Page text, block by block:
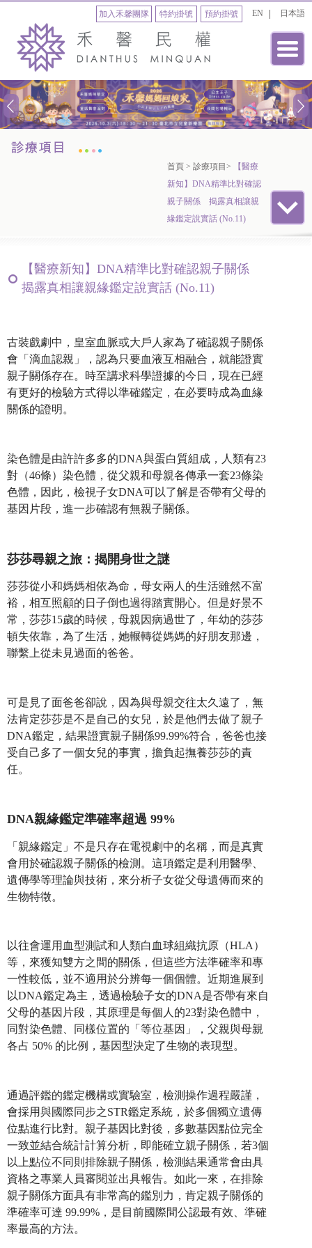
日本語
EN
加入禾馨團隊 預約掛號
特約掛號
首頁 > 診療項目 > 【醫療
新知】DNA精準比對確認
親子關係 揭露真相讓親
緣鑑定說實話 (No.11)
【醫療新知】DNA精準比對確認親子關係
揭露真相讓親緣鑑定說實話 (No.11)
古裝戲劇中，皇室血脈或大戶人家為了確認親子關係
會「滴血認親」，認為只要血液互相融合，就能證實
親子關係存在。時至講求科學證據的今日，現在已經
有更好的檢驗方式得以準確鑑定，在必要時成為血緣
關係的證明。
染色體是由許許多多的DNA與蛋白質組成，人類有23
對（46條）染色體，從父親和母親各傳承一套23條染
色體，因此，檢視子女DNA可以了解是否帶有父母的
基因片段，進一步確認有無親子關係。
莎莎尋親之旅：揭開身世之謎
莎莎從小和媽媽相依為命，母女兩人的生活雖然不富
裕，相互照顧的日子倒也過得踏實開心。但是好景不
常，莎莎15歲的時候，母親因病過世了，年幼的莎莎
頓失依靠，為了生活，她輾轉從媽媽的好朋友那邊，
聯繫上從未見過面的爸爸。
可是見了面爸爸卻說，因為與母親交往太久遠了，無
法肯定莎莎是不是自己的女兒，於是他們去做了親子
DNA鑑定，結果證實親子關係99.99%符合，爸爸也接
受自己多了一個女兒的事實，擔負起撫養莎莎的責
任。
DNA親緣鑑定準確率超過 99%
「親緣鑑定」不是只存在電視劇中的名稱，而是真實
會用於確認親子關係的檢測。這項鑑定是利用醫學、
遺傳學等理論與技術，來分析子女從父母遺傳而來的
生物特徵。
以往會運用血型測試和人類白血球組織抗原（HLA）
等，來獲知雙方之間的關係，但這些方法準確率和專
一性較低，並不適用於分辨每一個個體。近期進展到
以DNA鑑定為主，透過檢驗子女的DNA是否帶有來自
父母的基因片段，其原理是每個人的23對染色體中，
同對染色體、同樣位置的「等位基因」，父親與母親
各占 50% 的比例，基因型決定了生物的表現型。
通過評鑑的鑑定機構或實驗室，檢測操作過程嚴謹，
會採用與國際同步之STR鑑定系統，於多個獨立遺傳
位點進行比對。親子基因比對後，多數基因點位完全
一致並結合統計計算分析，即能確立親子關係，若3個
以上點位不同則排除親子關係，檢測結果通常會由具
資格之專業人員審閱並出具報告。如此一來，在排除
親子關係方面具有非常高的鑑別力，肯定親子關係的
準確率可達 99.99%，是目前國際間公認最有效、準確
率最高的方法。